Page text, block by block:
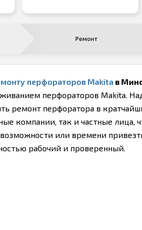
Ремонт
перфораторов Makita в
перфораторов Makita.
ремонт перфоратора в
компании, так и частные лица,
возможности или времени
рабочий и проверенный.